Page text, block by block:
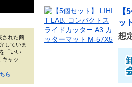
された商
していま
「いい
キャッ
ら
【
ッ
想